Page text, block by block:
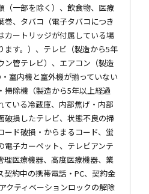
（一部を除く）、飲食物、医療
巻、タバコ（電子タバコにつき
カートリッジが付属している場
ます。）、テレビ（製造から5年
ン管テレビ）、エアコン（製造
室内機と室外機が揃っていない
掃除機（製造から5年以上経過
ている冷蔵庫、内部焦げ・内部
破損したテレビ、状態不良の掃
ード破損・からまるコード、蛍
電子カーペット、テレビアンテ
理医療機器、高度医療機器、業
約中の携帯電話・PC、契約金
クティベーションロックの解除